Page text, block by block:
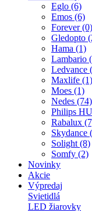
Eglo (6)
Emos (6)
Forever (0)
Gledopto
Hama (1)
Lambario
Ledvance
Maxlife (1)
Moes (1)
Nedes (74)
Philips
Rabalux
Skydance
Solight (8)
Somfy (2)
Novinky
Akcie
Výpredaj
Svietidlá
LED žiarovky